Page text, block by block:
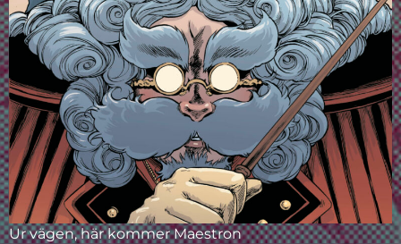
Ur vägen, här kommer Maestron